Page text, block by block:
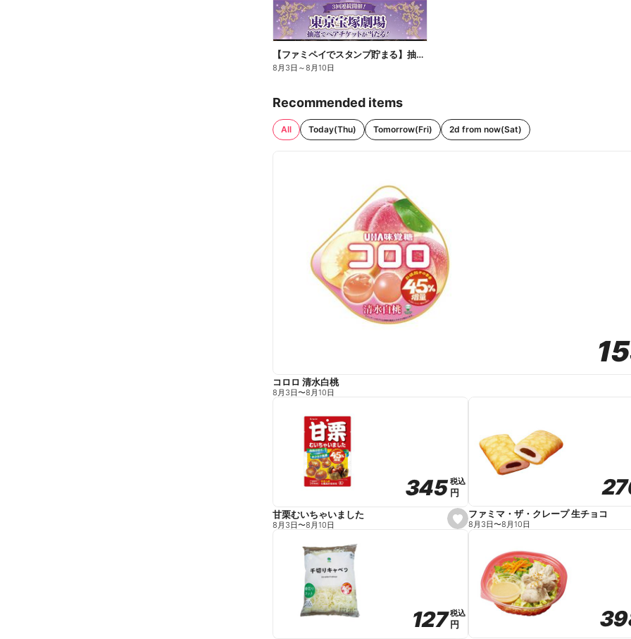
【ファミペイでスタンプ貯まる】抽選でペアチケットが当たる!
8月3日 ～8月10日
Recommended items
All Today(Thu) Tomorrow(Fri) 2d from now(Sat)
コロロ 清水白桃
8月3日〜8月10日
s
e
e
345
345税込
税込
円
円
甘栗むいちゃいました
8月3日〜8月10日
ファミマ・ザ・クレープ 生チョコ
8月3日〜8月10日
127
127税込
税込
円
円